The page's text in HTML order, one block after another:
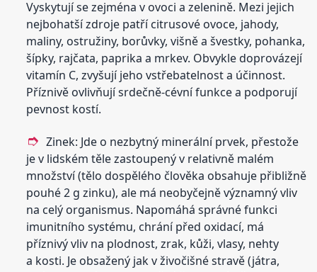
Vyskytují se zejména v ovoci a zelenině. Mezi jejich
nejbohatší zdroje patří citrusové ovoce, jahody,
maliny, ostružiny, borůvky, višně a švestky, pohanka,
šípky, rajčata, paprika a mrkev. Obvykle doprovázejí
vitamín C, zvyšují jeho vstřebatelnost a účinnost.
Příznivě ovlivňují srdečně-cévní funkce a podporují
pevnost kostí.
Zinek: Jde o nezbytný minerální prvek, přestože
je v lidském těle zastoupený v relativně malém
množství (tělo dospělého člověka obsahuje přibližně
pouhé 2 g zinku), ale má neobyčejně významný vliv
na celý organismus. Napomáhá správné funkci
imunitního systému, chrání před oxidací, má
příznivý vliv na plodnost, zrak, kůži, vlasy, nehty
a kosti. Je obsažený jak v živočišné stravě (játra,